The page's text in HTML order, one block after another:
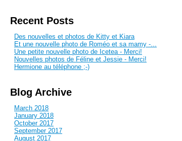
Recent Posts
Des nouvelles et photos de Kitty et Kiara
Et une nouvelle photo de Roméo et sa mamy -...
Une petite nouvelle photo de Icetea - Merci!
Nouvelles photos de Féline et Jessie - Merci!
Hermione au téléphone ;-)
Blog Archive
March 2018
January 2018
October 2017
September 2017
August 2017